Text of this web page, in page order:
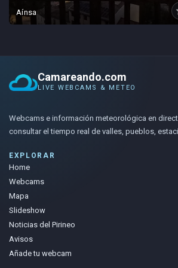
Aínsa
Camareando.com
LIVE WEBCAMS & METEO
Webcams e información meteorológica en
consultar el tiempo real de valles, pueblos,
EXPLORAR
Home
Webcams
Mapa
Slideshow
Noticias del Pirineo
Avisos
Añade tu webcam